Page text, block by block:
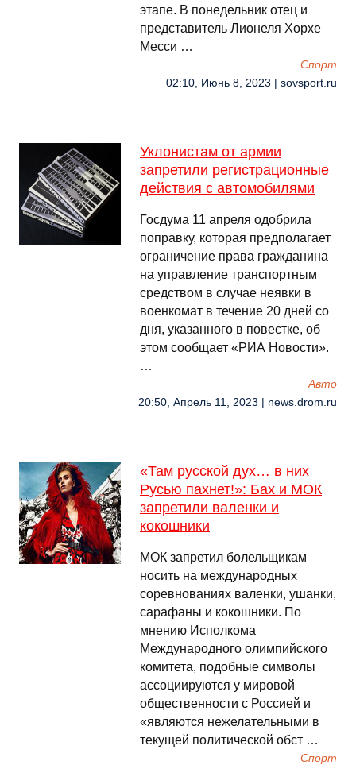
этапе. В понедельник отец и
представитель Лионеля Хорхе
Месси …
Спорт
02:10, Июнь 8, 2023 | sovsport.ru
Уклонистам от армии
запретили регистрационные
действия с автомобилями
Госдума 11 апреля одобрила
поправку, которая предполагает
ограничение права гражданина
на управление транспортным
средством в случае неявки в
военкомат в течение 20 дней со
дня, указанного в повестке, об
этом сообщает «РИА Новости».
…
Авто
20:50, Апрель 11, 2023 | news.drom.ru
«Там русской дух… в них
Русью пахнет!»: Бах и МОК
запретили валенки и
кокошники
МОК запретил болельщикам
носить на международных
соревнованиях валенки, ушанки,
сарафаны и кокошники. По
мнению Исполкома
Международного олимпийского
комитета, подобные символы
ассоциируются у мировой
общественности с Россией и
«являются нежелательными в
текущей политической обст …
Спорт